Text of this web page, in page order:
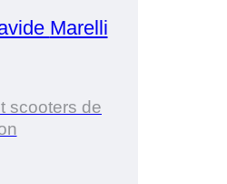
Marelli
scooters de